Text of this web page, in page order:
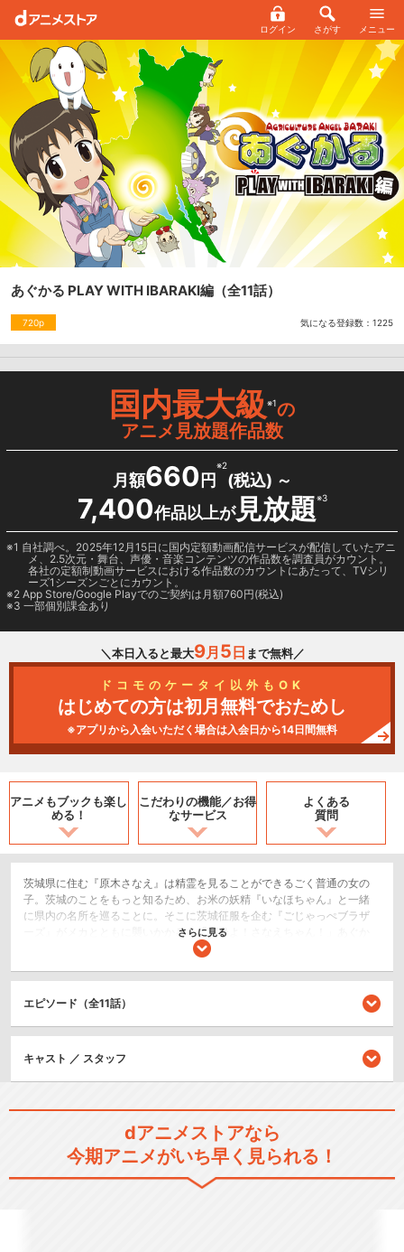
ログイン さがす メニュー
あぐかる PLAY WITH IBARAKI編 （全11話）
720p 気になる登録数： 1225
国内最大級※1の
アニメ見放題作品数
月額660 円
※2
(税込) ～
7,400作品以上が見放題※3
1 自社調べ。2025年12月15日に国内定額動画配信サービスが配信していたアニ
メ、2.5次元・舞台、声優・音楽コンテンツの作品数を調査員がカウント。
各社の定額制動画サービスにおける作品数のカウントにあたって、TVシリ
ーズ1シーズンごとにカウント。
2 App Store/Google Playでのご契約は月額760円(税込)
3 一部個別課金あり
＼本日入ると最大9月 5 日 まで無料／
ドコモのケータイ以外もOK
はじめての方は初月無料でおためし
※アプリから入会いただく場合は入会日から14日間無料
アニメもブックも楽し
める！
こだわりの機能／お得
なサービス
よくある
質問
茨城県に住む『原木さなえ』は精霊を見ることができるごく普通の女の
子。茨城のことをもっと知るため、お米の妖精『いなほちゃん』と一緒
に県内の名所を巡ることに。そこに茨城征服を企む『ごじゃっぺブラザ
ーズ』がメカとともに襲いかかる！「変身よ！さなえちゃん！」あぐか
るエンジェルバラキちゃん、茨城の平和を守るためにただいま参上！
ショート
アクション/バトル
さらに見る
閉じる
エピソード（全11話）
キャスト ／ スタッフ
dアニメストアなら
今期アニメがいち早く見られる！